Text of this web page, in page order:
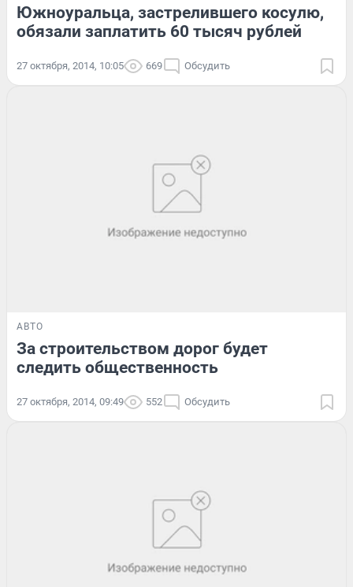
Южноуральца, застрелившего косулю,
обязали заплатить 60 тысяч рублей
27 октября, 2014, 10:05 669 Обсудить
АВТО
За строительством дорог будет
следить общественность
27 октября, 2014, 09:49 552 Обсудить